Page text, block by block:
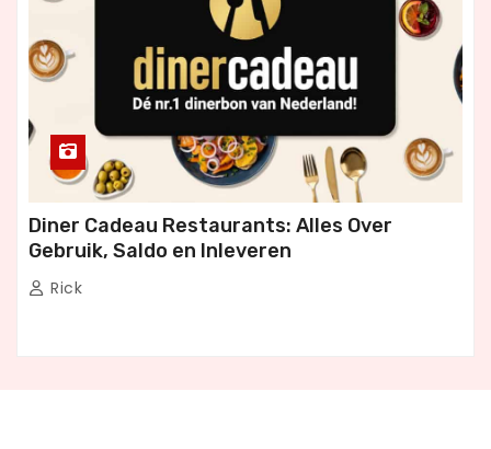
Diner Cadeau Restaurants: Alles Over
Gebruik, Saldo en Inleveren
Rick